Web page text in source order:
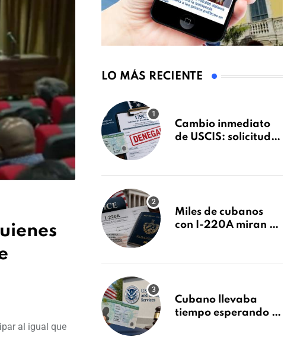
al igual que
LO MÁS RECIENTE
Cambio inmediato
de USCIS: solicitudes
sin previo aviso
Miles de cubanos
con I-220A miran al
decidirse en una
Cubano llevaba
tiempo esperando su